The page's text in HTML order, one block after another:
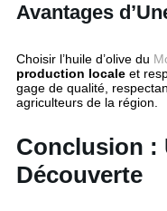
Avantages
Choisir l’huile d’olive du
production locale et
gage de qualité,
agriculteurs de la région.
Conclusion :
Découverte